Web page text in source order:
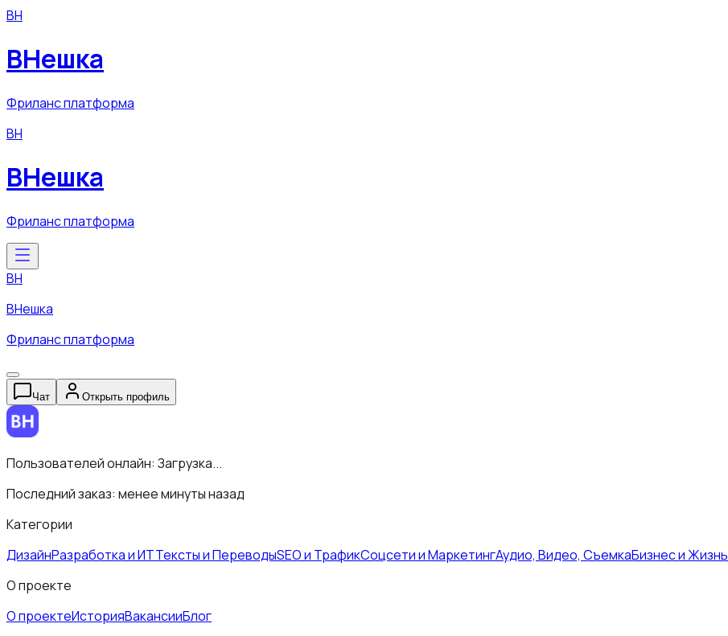
ВН
ВНешка
Фриланс платформа
ВН
ВНешка
Фриланс платформа
ВН
ВНешка
Фриланс платформа
Чат Открыть профиль
Пользователей онлайн: Загрузка...
Последний заказ: менее минуты назад
Категории
ДизайнРазработка и ИТТексты и ПереводыSEO и ТрафикСоцсети и МаркетингАудио, Видео, СъемкаБизнес и Жизнь
О проекте
О проектеИсторияВакансииБлог